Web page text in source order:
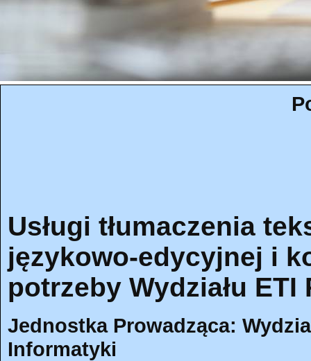
Usługi tłumaczenia
językowo-edycyjnej i
potrzeby Wydziału ETI
Jednostka Prowadząca:
Informatyki